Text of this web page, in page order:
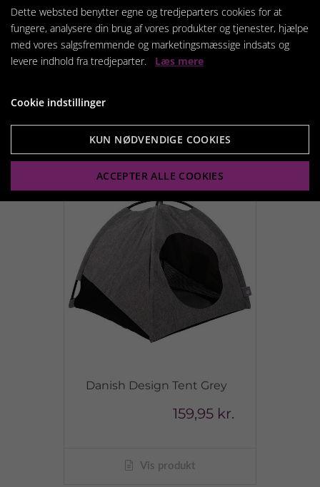
Igloo James
Danish Design Tent Grey
159,95 kr.
Vis produkt
Dette websted benytter egne og tredjeparters cookies for at
fungere, analysere din brug af vores produkter og tjenester, hjælpe
med vores salgsfremmende og marketingsmæssige indsats og
levere indhold fra tredjeparter. Læs mere
Cookie indstillinger
KUN NØDVENDIGE COOKIES
ACCEPTER ALLE COOKIES